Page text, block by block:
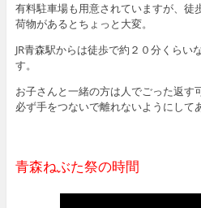
有料駐車場も用意されていますが、徒
荷物があるとちょっと大変。
JR青森駅からは徒歩で約２０分くらい
す。
お子さんと一緒の方は人でごった返す
必ず手をつないで離れないようにして
青森ねぶた祭の時間